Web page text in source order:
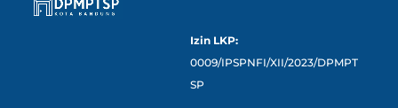
Izin LKP:
0009/IPSPNFI/XII/2023/DPMPT
SP